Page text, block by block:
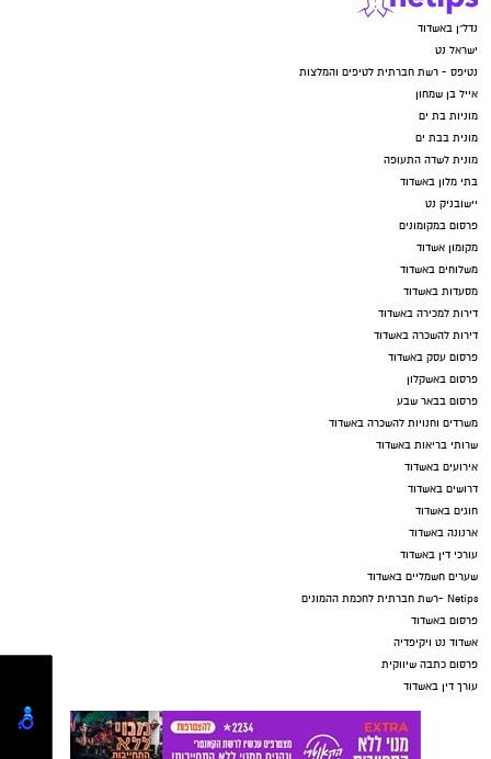
נדל"ן באשדוד
ישראל נט
נטיפס - רשת חברתית לטיפים והמלצות
אייל בן שמחון
מוניות בת ים
מונית בבת ים
מונית לשדה התעופה
בתי מלון באשדוד
יישובניק נט
פרסום במקומונים
מקומון אשדוד
משלוחים באשדוד
מסעדות באשדוד
דירות למכירה באשדוד
דירות להשכרה באשדוד
פרסום עסק באשדוד
פרסום באשקלון
פרסום בבאר שבע
משרדים וחנויות להשכרה באשדוד
שרותי בריאות באשדוד
אירועים באשדוד
דרושים באשדוד
חוגים באשדוד
ארנונה באשדוד
עורכי דין באשדוד
שערים חשמליים באשדוד
Netips -רשת חברתית לחכמת ההמונים
פרסום באשדוד
אשדוד נט ויקיפדיה
פרסום כתבה שיווקית
עורך דין באשדוד